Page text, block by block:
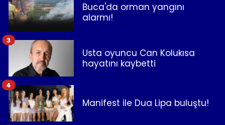
Buca'da orman yangını
alarmı!
Usta oyuncu Can Kolukısa
hayatını kaybetti
3
Manifest ile Dua Lipa buluştu!
4